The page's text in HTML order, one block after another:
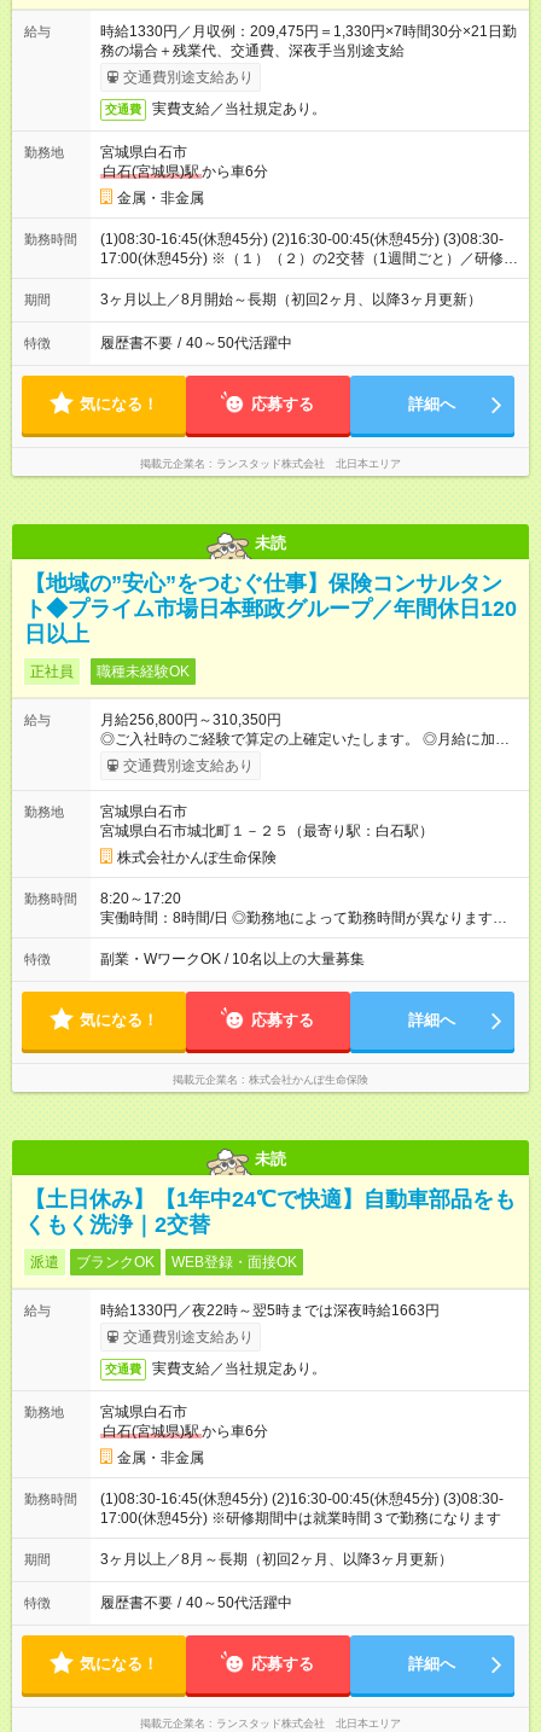
給与
時給1330円／月収例：209,475円＝1,330円×7時間30分×21日勤
務の場合＋残業代、交通費、深夜手当別途支給
交通費別途支給あり
交通費 実費支給／当社規定あり。
勤務地
宮城県白石市
白石(宮城県)駅から車6分
金属・非金属
勤務時間
(1)08:30-16:45(休憩45分) (2)16:30-00:45(休憩45分) (3)08:30-
17:00(休憩45分) ※（１）（２）の2交替（1週間ごと）／研修期
間のみ（３）
期間 3ヶ月以上／8月開始～長期（初回2ヶ月、以降3ヶ月更新）
特徴 履歴書不要 / 40～50代活躍中
気になる！ 応募する 詳細へ
掲載元企業名 ランスタッド株式会社 北日本エリア
未読
【地域の”安心”をつむぐ仕事】保険コンサルタン
ト◆プライム市場日本郵政グループ／年間休日120
日以上
正社員 職種未経験OK
給与
月給256,800円～310,350円
◎ご入社時のご経験で算定の上確定いたします。 ◎月給に加え
て、諸手当（残業手当・住居手当・扶養手当・営業手当など）
+賞与年2回を支給します。 ◎諸手当については通勤・住居・扶
月あり。待遇に変更はありません。 ◎実績に応じた営業手当が
別途支給されます。 【試用期間】試用期間あり 試用期間の長
さ：6ヶ月 雇用形態、給与は本採用時と同じです。
交通費別途支給あり
勤務地
宮城県白石市
宮城県白石市城北町１－２５（最寄り駅：白石駅）
株式会社かんぽ生命保険
勤務時間
8:20～17:20
実働時間：8時間/日 ◎勤務地によって勤務時間が異なります
（8：20～17：20、8：50～17：50など） ◎残業時間は月平均
9.4時間です。
特徴 副業・WワークOK / 10名以上の大量募集
気になる！ 応募する 詳細へ
掲載元企業名 株式会社かんぽ生命保険
未読
【土日休み】【1年中24℃で快適】自動車部品をも
くもく洗浄｜2交替
派遣 ブランクOK WEB登録・面接OK
給与
時給1330円／夜22時～翌5時までは深夜時給1663円
交通費別途支給あり
交通費 実費支給／当社規定あり。
勤務地
宮城県白石市
白石(宮城県)駅から車6分
金属・非金属
勤務時間
(1)08:30-16:45(休憩45分) (2)16:30-00:45(休憩45分) (3)08:30-
17:00(休憩45分) ※研修期間中は就業時間３で勤務になります
期間 3ヶ月以上／8月～長期（初回2ヶ月、以降3ヶ月更新）
特徴 履歴書不要 / 40～50代活躍中
気になる！ 応募する 詳細へ
掲載元企業名 ランスタッド株式会社 北日本エリア